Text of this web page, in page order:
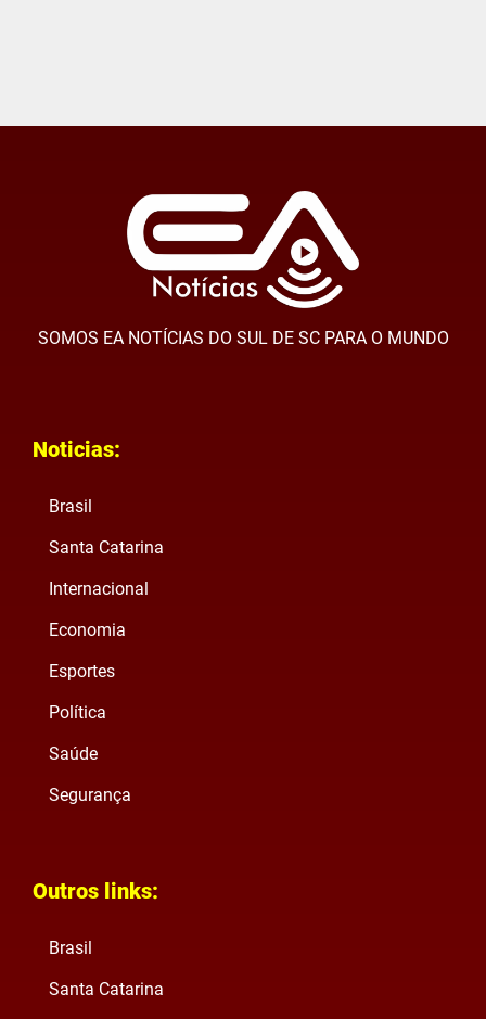
SOMOS EA NOTÍCIAS DO SUL DE SC PARA O MUNDO
Noticias:
Brasil
Santa Catarina
Internacional
Economia
Esportes
Política
Saúde
Segurança
Outros links:
Brasil
Santa Catarina